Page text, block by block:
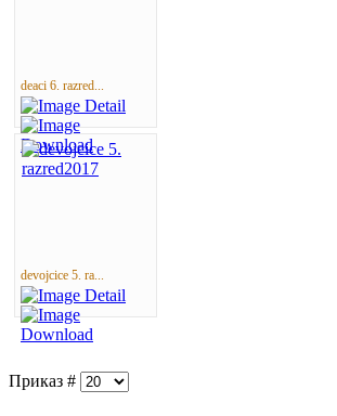
deaci 6. razred...
devojcice 5. ra...
Приказ #